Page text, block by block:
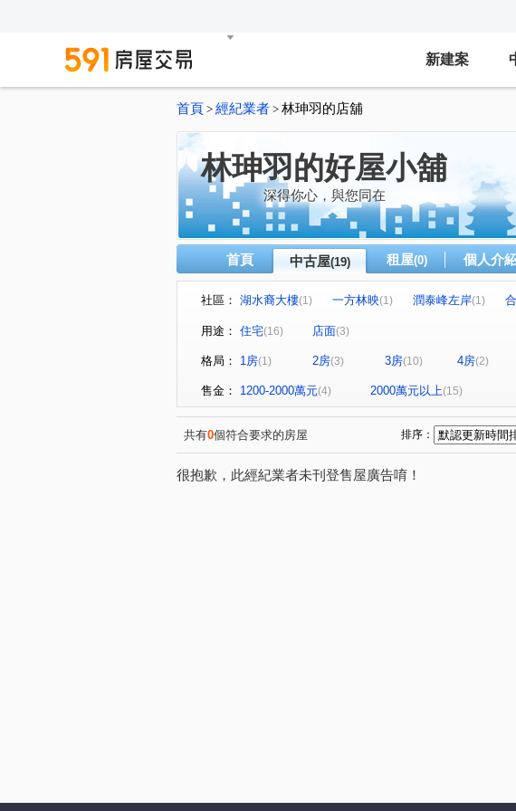
新建案
首頁 > 經紀業者 > 林珅羽的店舖
林珅羽的好屋小舖
深得你心，與您同在
首頁 中古屋(19) 租屋(0) 個人介
社區： 湖水裔大樓(1) 一方林映(1) 潤泰峰左岸(1)
新都悅 竿蓁華廈
遠雄中央公園 (1) (1) 港墘路 (1) 思源路
莊園街(1) 中港路 竿蓁二街(1) 南港路二段
福德三街(1) 文化路二段(2) 昌德街(1) 頭興街
中央路(1)
用途： 住宅(16) 店面(3)
格局： 1房(1) 2房(3) 3房(10) 4房(2)
售金： 1200-2000萬元(4) 2000萬元以上(15)
共有0個符合要求的房屋 排序：
很抱歉，此經紀業者未刊登售屋廣告唷！